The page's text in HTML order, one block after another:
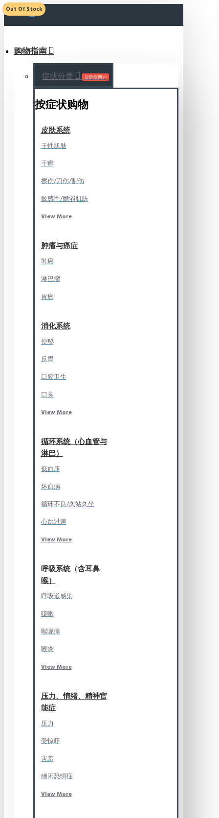
MENU
购物指南
症状分类 进阶型用户
按症状购物
皮肤系统
干性肌肤
干癣
擦伤/刀伤/割伤
敏感性/脆弱肌肤
View More
肿瘤与癌症
乳癌
淋巴瘤
胃癌
消化系统
便秘
反胃
口腔卫生
口臭
View More
循环系统（心血管与
淋巴）
低血压
坏血病
循环不良/久站久坐
心跳过速
View More
呼吸系统（含耳鼻
喉）
呼吸道感染
咳嗽
喉咙痛
喉炎
View More
压力、情绪、精神官
能症
压力
受惊吓
害羞
幽闭恐惧症
View More
Out Of Stock